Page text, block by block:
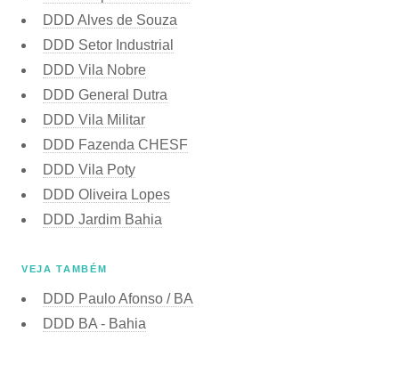
DDD Alves de Souza
DDD Setor Industrial
DDD Vila Nobre
DDD General Dutra
DDD Vila Militar
DDD Fazenda CHESF
DDD Vila Poty
DDD Oliveira Lopes
DDD Jardim Bahia
VEJA TAMBÉM
DDD Paulo Afonso / BA
DDD BA - Bahia